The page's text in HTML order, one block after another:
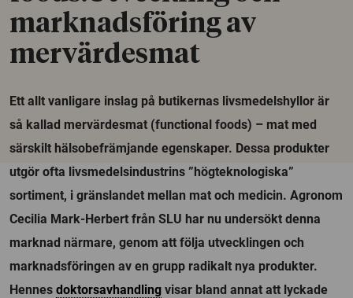
marknadsföring av
mervärdesmat
Ett allt vanligare inslag på butikernas livsmedelshyllor är
så kallad mervärdesmat (functional foods) – mat med
särskilt hälsobefrämjande egenskaper. Dessa produkter
utgör ofta livsmedelsindustrins ”högteknologiska”
sortiment, i gränslandet mellan mat och medicin. Agronom
Cecilia Mark-Herbert från SLU har nu undersökt denna
marknad närmare, genom att följa utvecklingen och
marknadsföringen av en grupp radikalt nya produkter.
Hennes doktorsavhandling visar bland annat att lyckade